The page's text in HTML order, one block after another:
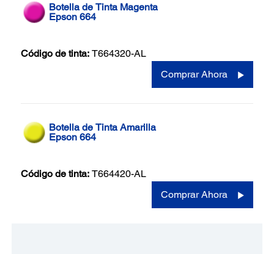
Botella de Tinta Magenta
Epson 664
Código de tinta: T664320-AL
Comprar Ahora
Botella de Tinta Amarilla
Epson 664
Código de tinta: T664420-AL
Comprar Ahora